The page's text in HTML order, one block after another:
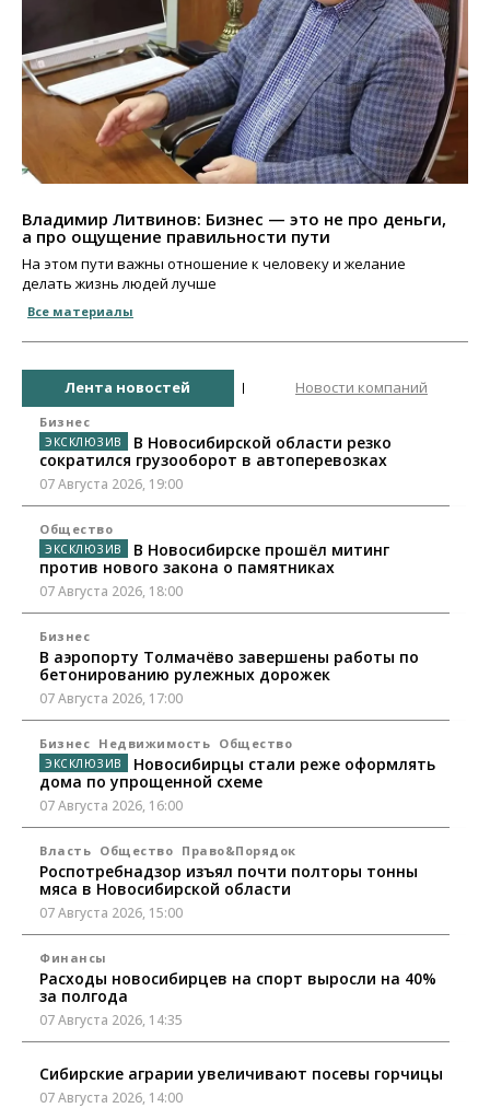
Владимир Литвинов: Бизнес — это не про деньги,
а про ощущение правильности пути
На этом пути важны отношение к человеку и желание
делать жизнь людей лучше
Все материалы
Лента новостей Новости компаний
Бизнес
В Новосибирской области резко
сократился грузооборот в автоперевозках
07 Августа 2026, 19:00
Общество
В Новосибирске прошёл митинг
против нового закона о памятниках
07 Августа 2026, 18:00
Бизнес
В аэропорту Толмачёво завершены работы по
бетонированию рулежных дорожек
07 Августа 2026, 17:00
Бизнес Недвижимость Общество
Новосибирцы стали реже оформлять
дома по упрощенной схеме
07 Августа 2026, 16:00
Власть Общество Право&Порядок
Роспотребнадзор изъял почти полторы тонны
мяса в Новосибирской области
07 Августа 2026, 15:00
Финансы
Расходы новосибирцев на спорт выросли на 40%
за полгода
07 Августа 2026, 14:35
Сибирские аграрии увеличивают посевы горчицы
07 Августа 2026, 14:00